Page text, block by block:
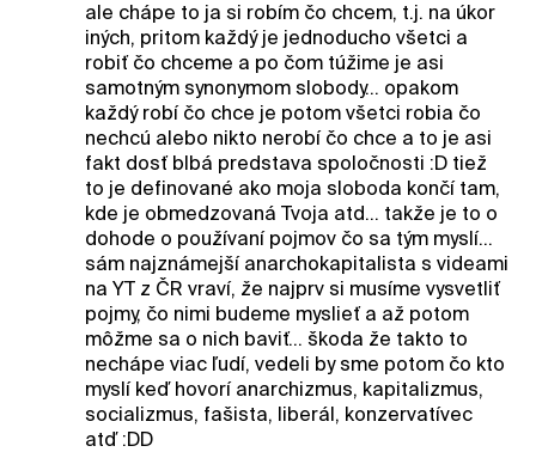
ale chápe to ja si robím čo chcem, t.j. na úkor
iných, pritom každý je jednoducho všetci a
robiť čo chceme a po čom túžime je asi
samotným synonymom slobody... opakom
každý robí čo chce je potom všetci robia čo
nechcú alebo nikto nerobí čo chce a to je asi
fakt dosť blbá predstava spoločnosti :D tiež
to je definované ako moja sloboda končí tam,
kde je obmedzovaná Tvoja atd... takže je to o
dohode o používaní pojmov čo sa tým myslí...
sám najznámejší anarchokapitalista s videami
na YT z ČR vraví, že najprv si musíme vysvetliť
pojmy, čo nimi budeme myslieť a až potom
môžme sa o nich baviť... škoda že takto to
nechápe viac ľudí, vedeli by sme potom čo kto
myslí keď hovorí anarchizmus, kapitalizmus,
socializmus, fašista, liberál, konzervatívec
atď :DD